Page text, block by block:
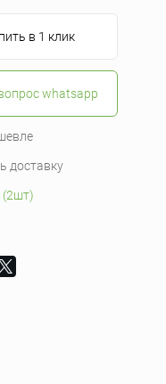
в 1 клик
whatsapp
доставку
(2шт)